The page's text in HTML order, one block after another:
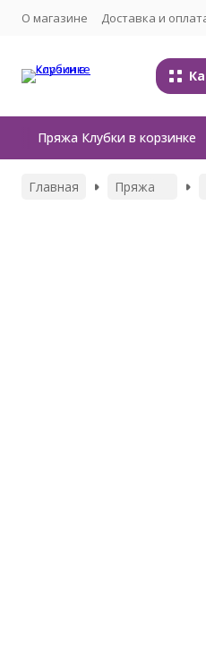
О магазине Доставка и
Пряжа Клубки в корзинке
Главная Пряжа